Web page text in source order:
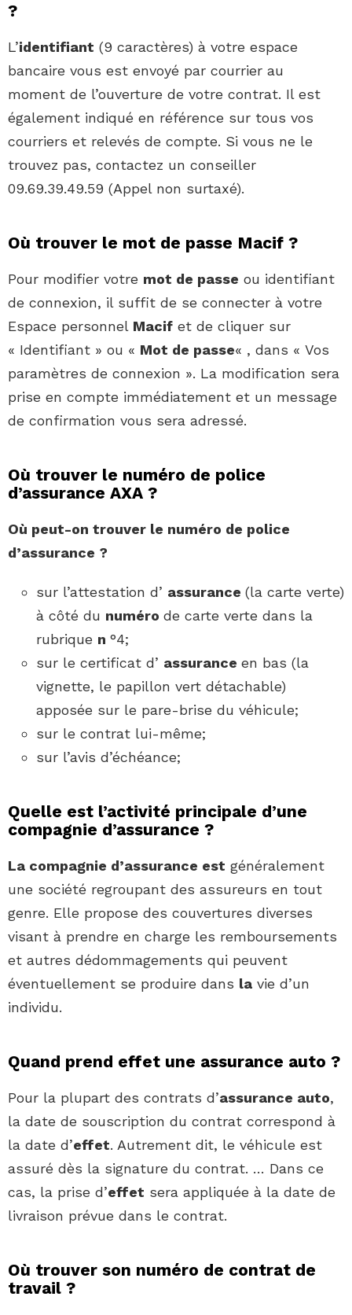
?
L’identifiant (9 caractères) à votre espace
bancaire vous est envoyé par courrier au
moment de l’ouverture de votre contrat. Il est
également indiqué en référence sur tous vos
courriers et relevés de compte. Si vous ne le
trouvez pas, contactez un conseiller
09.69.39.49.59 (Appel non surtaxé).
Où trouver le mot de passe Macif ?
Pour modifier votre mot de passe ou identifiant
de connexion, il suffit de se connecter à votre
Espace personnel Macif et de cliquer sur
« Identifiant » ou « Mot de passe« , dans « Vos
paramètres de connexion ». La modification sera
prise en compte immédiatement et un message
de confirmation vous sera adressé.
Où trouver le numéro de police
d’assurance AXA ?
Où peut-on trouver le numéro de police
d’assurance ?
sur l’attestation d’ assurance (la carte verte)
à côté du numéro de carte verte dans la
rubrique n °4;
sur le certificat d’ assurance en bas (la
vignette, le papillon vert détachable)
apposée sur le pare-brise du véhicule;
sur le contrat lui-même;
sur l’avis d’échéance;
Quelle est l’activité principale d’une
compagnie d’assurance ?
La compagnie d’assurance est généralement
une société regroupant des assureurs en tout
genre. Elle propose des couvertures diverses
visant à prendre en charge les remboursements
et autres dédommagements qui peuvent
éventuellement se produire dans la vie d’un
individu.
Quand prend effet une assurance auto ?
Pour la plupart des contrats d’assurance auto,
la date de souscription du contrat correspond à
la date d’effet. Autrement dit, le véhicule est
assuré dès la signature du contrat. … Dans ce
cas, la prise d’effet sera appliquée à la date de
livraison prévue dans le contrat.
Où trouver son numéro de contrat de
travail ?